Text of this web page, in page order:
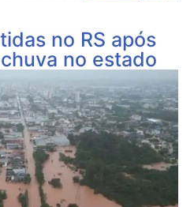
no RS após
no estado